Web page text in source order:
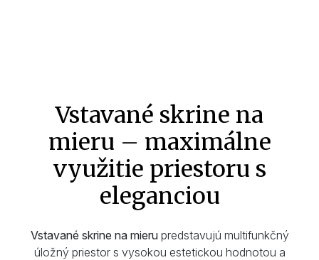
Vstavané skrine na
mieru – maximálne
využitie priestoru s
eleganciou
Vstavané skrine na mierupredstavujú multifunkčný
úložný priestor s vysokou estetickou hodnotou a